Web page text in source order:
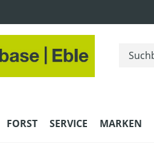
FORST SERVICE MARKEN